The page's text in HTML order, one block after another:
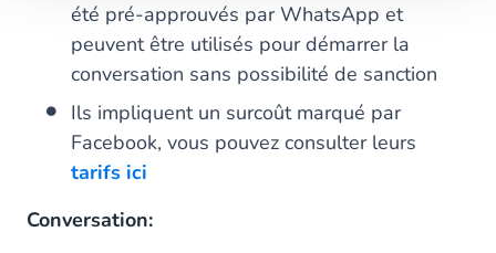
été pré-approuvés par WhatsApp et
peuvent être utilisés pour démarrer la
conversation sans possibilité de sanction
Ils impliquent un surcoût marqué par
Facebook, vous pouvez consulter leurs
tarifs ici
Conversation: